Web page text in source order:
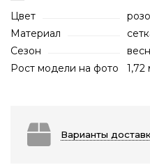
Цвет
Материал
Сезон
Рост модели на фото
1,72
Варианты